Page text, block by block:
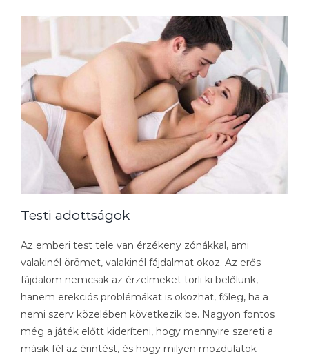
Testi adottságok
Az emberi test tele van érzékeny zónákkal, ami
valakinél örömet, valakinél fájdalmat okoz. Az erős
fájdalom nemcsak az érzelmeket törli ki belőlünk,
hanem erekciós problémákat is okozhat, főleg, ha a
nemi szerv közelében következik be. Nagyon fontos
még a játék előtt kideríteni, hogy mennyire szereti a
másik fél az érintést, és hogy milyen mozdulatok